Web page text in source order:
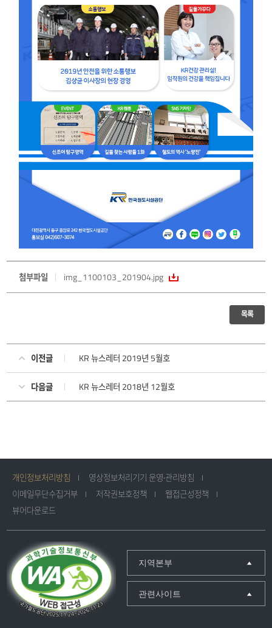
첨부파일 img_1100103_201904.jpg
목록
이전글 KR 뉴스레터 2019년 5월호
다음글 KR 뉴스레터 2018년 12월호
개인정보처리방침
영상정보처리기기 운영·관리방침
이메일무단수집거부
저작권보호정책
웹접근성정책
뷰어다운로드
지역본부
관련사이트